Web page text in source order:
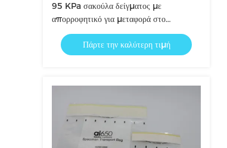
95 KPa σακούλα δείγματος με
απορροφητικό για μεταφορά στο
εργαστήριο
Πάρτε την καλύτερη τιμή